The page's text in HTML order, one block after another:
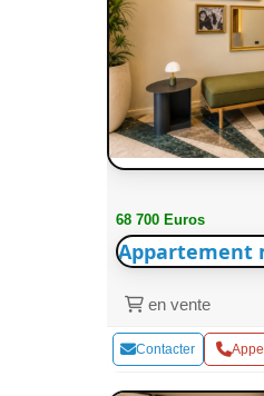
68 700 Euros
Appartement
en vente
Contacter